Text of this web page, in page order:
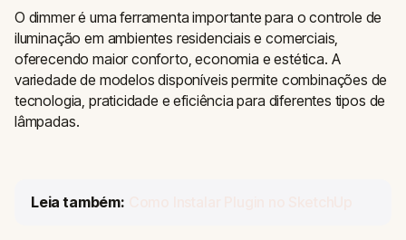
O dimmer é uma ferramenta importante para o controle de
iluminação em ambientes residenciais e comerciais,
oferecendo maior conforto, economia e estética. A
variedade de modelos disponíveis permite combinações de
tecnologia, praticidade e eficiência para diferentes tipos de
lâmpadas.
Leia também: